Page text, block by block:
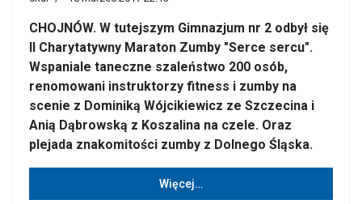
CHOJNÓW. W tutejszym Gimnazjum nr 2 odbył się
II Charytatywny Maraton Zumby "Serce sercu".
Wspaniale taneczne szaleństwo 200 osób,
renomowani instruktorzy fitness i zumby na
scenie z Dominiką Wójcikiewicz ze Szczecina i
Anią Dąbrowską z Koszalina na czele. Oraz
plejada znakomitości zumby z Dolnego Śląska.
Więcej…